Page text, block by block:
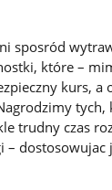
sposród
które –
kurs, a
trudny czas
–